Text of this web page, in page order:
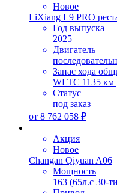
Новое
LiXiang L9 PRO
Год выпуска
2025
Двигатель
Запас хода
WLTC 1135 км
Статус
под заказ
от 8 762 058 ₽
Акция
Новое
Changan Qiyuan A06
Мощность
163 (65л.с 30-